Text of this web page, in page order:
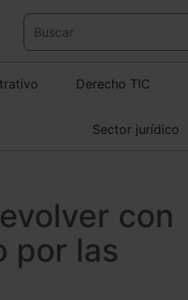
Derecho TIC
Sector jurídico
con
por las